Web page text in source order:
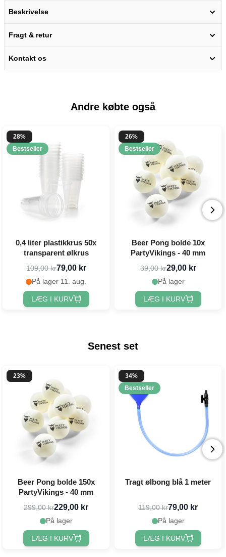
Beskrivelse
Fragt & retur
Kontakt os
Andre købte også
28%
Bestseller
0,4 liter plastikkrus 50x
transparent ølkrus
109,00 kr79,00 kr
På lager 11. aug.
LÆG I KURV
26%
Bestseller
Beer Pong bolde 10x
PartyVikings - 40 mm
39,00 kr29,00 kr
På lager
LÆG I KURV
Senest set
23%
Beer Pong bolde 150x
PartyVikings - 40 mm
299,00 kr229,00 kr
På lager
LÆG I KURV
34%
Bestseller
Tragt ølbong blå 1 meter
119,00 kr79,00 kr
På lager
LÆG I KURV